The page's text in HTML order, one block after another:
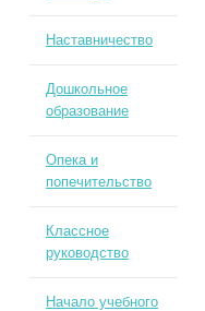
Наставничество
Дошкольное
образование
Опека и
попечительство
Классное
руководство
Начало учебного